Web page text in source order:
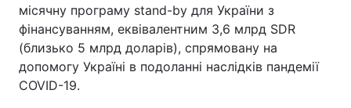
місячну програму stand-by для України з
фінансуванням, еквівалентним 3,6 млрд SDR
(близько 5 млрд доларів), спрямовану на
допомогу Україні в подоланні наслідків пандемії
COVID-19.